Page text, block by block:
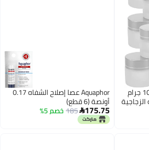
SHOWERORO 15 قطعة 10 جرام Aquaphor عصا إصلاح الشفاه 0.17
أونصة (6 قطع)
175.75
185 خصم 5%